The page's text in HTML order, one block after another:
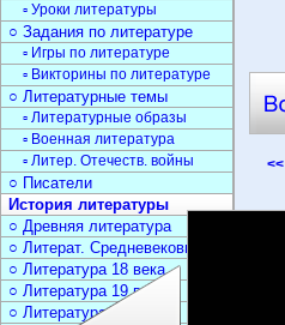
<<
▫ Уроки литературы
○ Задания по литературе
▫ Игры по литературе
▫ Викторины по литературе
○ Литературные темы
▫ Литературные образы
▫ Военная литература
▫ Литер. Отечеств. войны
○ Писатели
История литературы
○ Древняя литература
○ Литерат. Средневековья
○ Литература 18 века
○ Литература 19 века
○ Литература 20 века